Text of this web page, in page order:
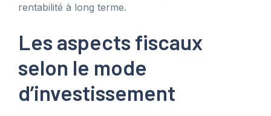
rentabilité à long terme.
Les aspects fiscaux
selon le mode
d’investissement